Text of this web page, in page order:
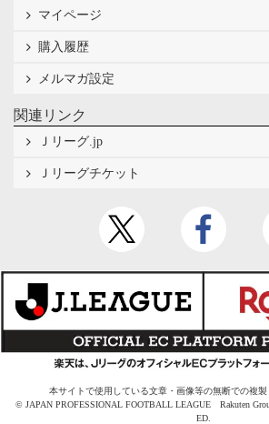
マイページ
購入履歴
メルマガ設定
関連リンク
Ｊリーグ.jp
Ｊリーグチケット
本サイトで使用している文章・画像等の無断での複製
© JAPAN PROFESSIONAL FOOTBALL LEAGUE Rakuten
ED.